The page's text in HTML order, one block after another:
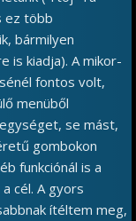
ez több
bármilyen
is kiadja). A mikor-
fontos volt,
menüből
se mást,
gombokon
funkciónál is a
cél. A gyors
ítéltem meg,